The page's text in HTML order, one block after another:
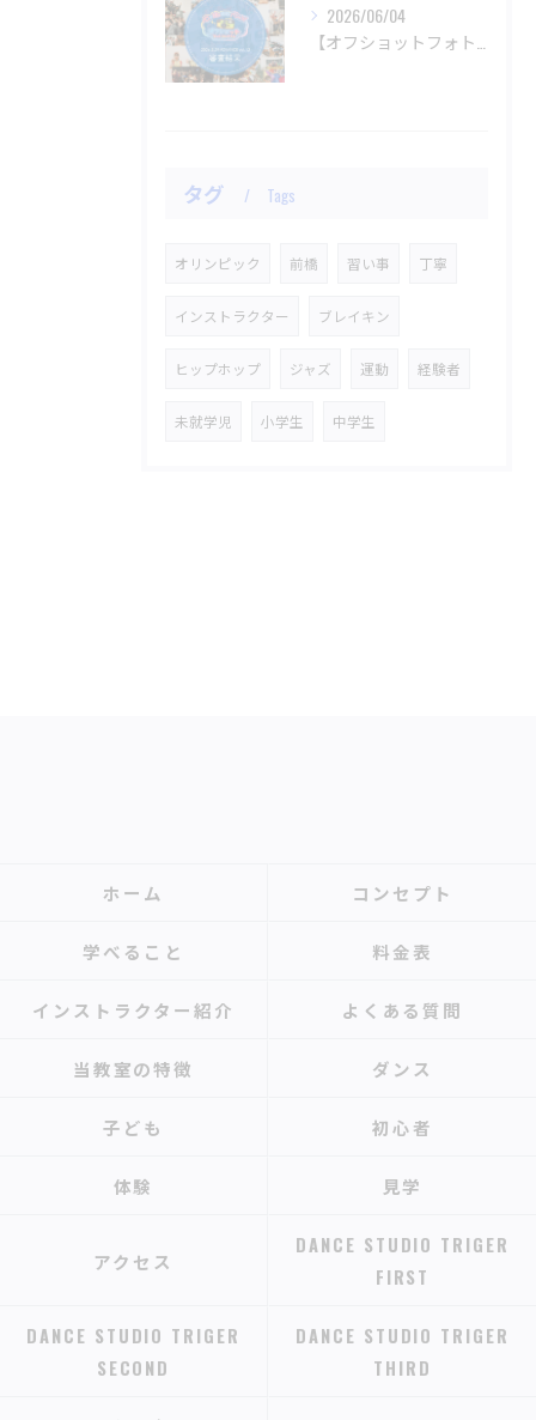
2026/06/04
タグ Tags
オリンピック 前橋 習い事 丁寧
インストラクター ブレイキン
ヒップホップ ジャズ 運動 経験者
未就学児 小学生 中学生
ホーム コンセプト
学べること 料金表
インストラクター紹介 よくある質問
当教室の特徴 ダンス
子ども 初心者
体験 見学
アクセス
DANCE STUDIO TRIGER
FIRST
DANCE STUDIO TRIGER
SECOND
DANCE STUDIO TRIGER
THIRD